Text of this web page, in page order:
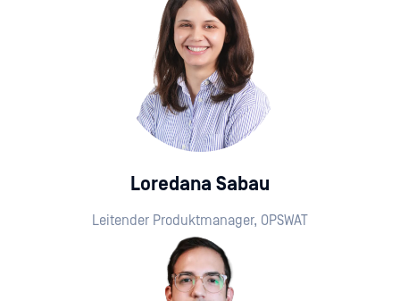
Loredana Sabau
Leitender Produktmanager, OPSWAT